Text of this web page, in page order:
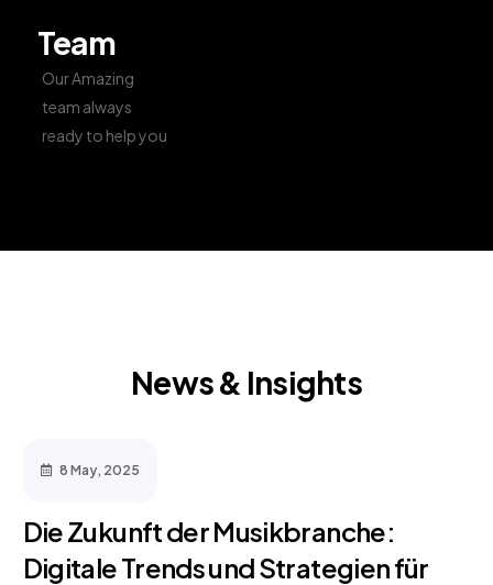
Team
Our Amazing
team always
ready to help you
News & Insights
8 May, 2025
Die Zukunft der Musikbranche:
Digitale Trends und Strategien für